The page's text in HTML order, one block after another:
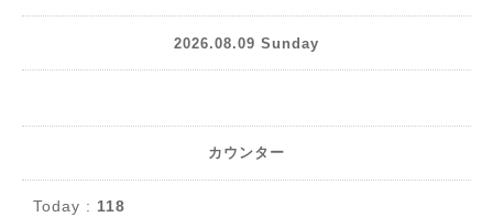
2026.08.09 Sunday
カウンター
Today : 118